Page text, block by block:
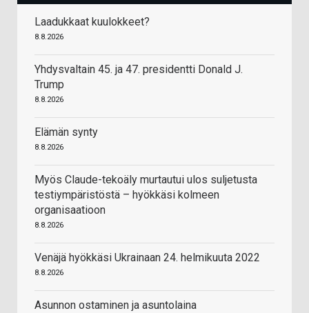
Laadukkaat kuulokkeet?
8.8.2026
Yhdysvaltain 45. ja 47. presidentti Donald J.
Trump
8.8.2026
Elämän synty
8.8.2026
Myös Claude-tekoäly murtautui ulos suljetusta
testiympäristöstä – hyökkäsi kolmeen
organisaatioon
8.8.2026
Venäjä hyökkäsi Ukrainaan 24. helmikuuta 2022
8.8.2026
Asunnon ostaminen ja asuntolaina